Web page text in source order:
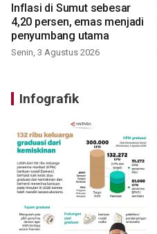
Inflasi di Sumut sebesar
4,20 persen, emas menjadi
penyumbang utama
Senin, 3 Agustus 2026
Infografik